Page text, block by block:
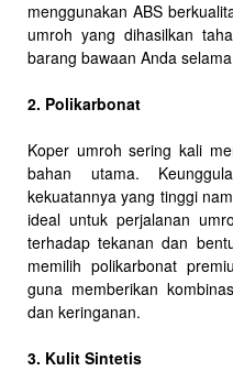
menggunakan ABS
umroh yang dihasilkan
barang bawaan Anda
2. Polikarbonat
Koper umroh sering kali
bahan utama.
kekuatannya yang tinggi
ideal untuk perjalanan
terhadap tekanan dan
memilih polikarbonat
guna memberikan
dan keringanan.
3. Kulit Sintetis